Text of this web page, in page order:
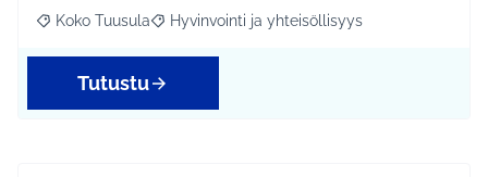
Rajaa tulokset aihepiirin mukaan: Koko Tuusula
Koko Tuusula Rajaa tulokset teeman mukaan: Hyvinvointi ja
Hyvinvointi ja yhteisöllisyys
Tutustu